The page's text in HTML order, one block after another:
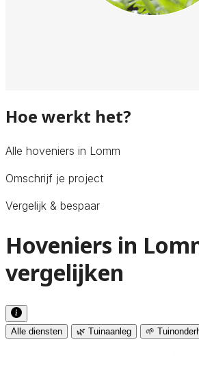
Hoe werkt het?
Alle hoveniers in Lomm
Omschrijf je project
Vergelijk & bespaar
Hoveniers in
vergelijken
Alle diensten 🌿 Tuinaanleg 🌱